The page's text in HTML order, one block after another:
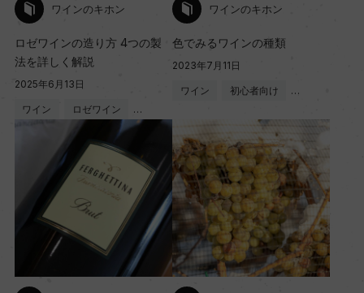
ワインのキホン
ロゼワインの造り方 4つの製
法を詳しく解説
2025年6月13日
ワイン ロゼワイン …
ワインのキホン
色でみるワインの種類
2023年7月11日
ワイン 初心者向け …